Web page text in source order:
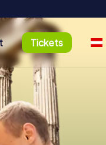
Tickets